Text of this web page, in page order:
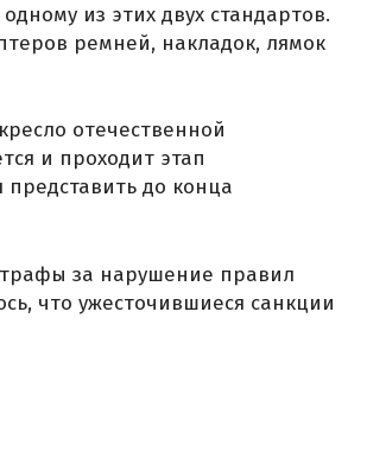
из этих двух стандартов.
ремней, накладок, лямок
отечественной
и проходит этап
до конца
за нарушение правил
что ужесточившиеся санкции